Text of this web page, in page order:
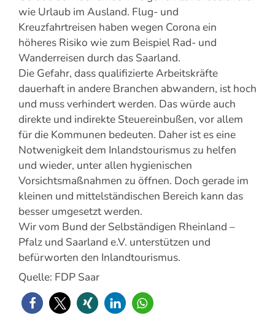
wie Urlaub im Ausland. Flug- und
Kreuzfahrtreisen haben wegen Corona ein
höheres Risiko wie zum Beispiel Rad- und
Wanderreisen durch das Saarland.
Die Gefahr, dass qualifizierte Arbeitskräfte
dauerhaft in andere Branchen abwandern, ist hoch
und muss verhindert werden. Das würde auch
direkte und indirekte Steuereinbußen, vor allem
für die Kommunen bedeuten. Daher ist es eine
Notwenigkeit dem Inlandstourismus zu helfen
und wieder, unter allen hygienischen
Vorsichtsmaßnahmen zu öffnen. Doch gerade im
kleinen und mittelständischen Bereich kann das
besser umgesetzt werden.
Wir vom Bund der Selbständigen Rheinland –
Pfalz und Saarland e.V. unterstützen und
befürworten den Inlandtourismus.
Quelle: FDP Saar